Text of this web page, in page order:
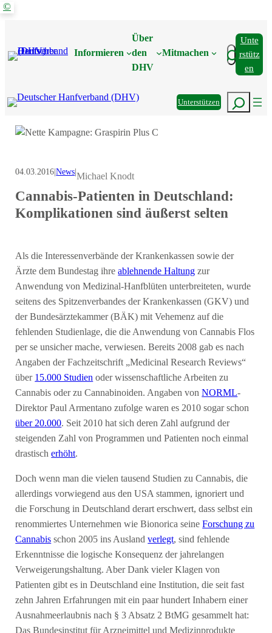
Zum
Informieren
Über
den
DHV
Mitmachen Suchen
Unte
Rstütz
En
UnterstützenSuchen
©
04.03.2016|News|Michael Knodt
Cannabis-Patienten in Deutschland:
Komplikationen sind äußerst selten
Als die Interessenverbände der Krankenkassen sowie der
Ärzte dem Bundestag ihreablehnende Haltung zur
Anwendung von Medizinal-Hanfblüten unterbreiteten, wurde
seitens des Spitzenverbandes der Krankenkassen (GKV) und
der Bundesärztekammer (BÄK) mit Vehemenz auf die
fehlenden Studienlage, die die Anwendung von Cannabis Flos
per se unsicher mache, verwiesen. Bereits 2008 gab es nach
Angaben der Fachzeitschrift „Medicinal Research Reviews“
über 15.000 Studien oder wissenschaftliche Arbeiten zu
Cannabis oder zu Cannabinoiden. Angaben vonNORML-
Direktor Paul Armentano zufolge waren es 2010 sogar schon
über 20.000. Seit 2010 hat sich deren Zahl aufgrund der
steigenden Zahl von Programmen und Patienten noch einmal
drastischerhöht.
Doch wenn man die vielen tausend Studien zu Cannabis, die
allerdings vorwiegend aus den USA stammen, ignoriert und
die Forschung in Deutschland derart erschwert, dass selbst ein
renommiertes Unternehmen wie Bionorica seineForschung zu
Cannabis schon 2005 ins Auslandverlegt, sind fehlende
Erkenntnisse die logische Konsequenz der jahrelangen
Verweigerungshaltung. Aber Dank vieler Klagen von
Patienten gibt es in Deutschland eine Institution, die seit fast
zehn Jahren Erfahrungen mit ein paar hundert Inhabern einer
Ausnahmeerlaubnis nach § 3 Absatz 2 BtMG gesammelt hat:
Das Bundesinstitut für Arzneimittel und Medizinprodukte